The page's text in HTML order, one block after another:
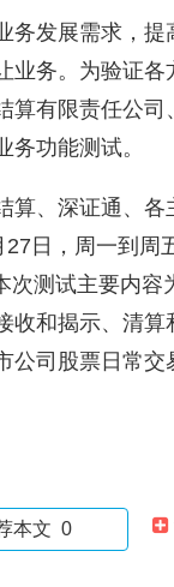
务发展需求，
业务。为验证
有限责任公司
功能测试。
算、深证通、
日，周一到周
测试主要内容
收和揭示、清算
公司股票日常
本文 0